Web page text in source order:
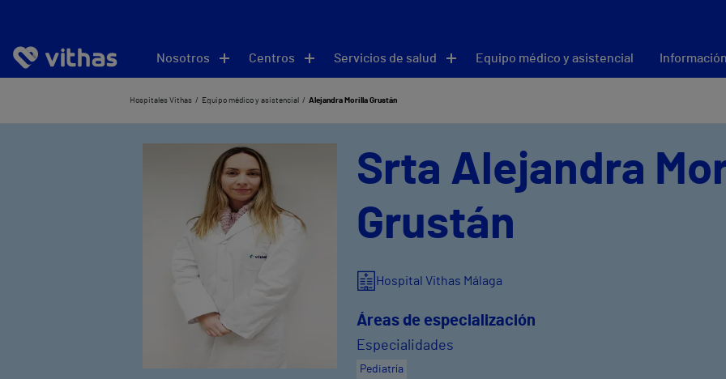
Nosotros Centros Servicios de salud Equipo médico y asistencial
Hospitales Vithas Equipo médico y asistencial Alejandra Morilla Grustán
Srta Alejandra
Grustán
Hospital Vithas Málaga
Áreas de especialización
Especialidades
Pediatría